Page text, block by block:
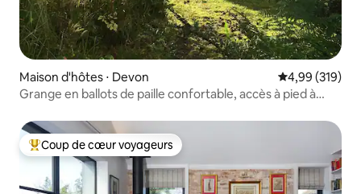
Maison d'hôtes ⋅ Devon Évaluation
4,99 (319)
Grange en ballots de paille confortable, accès à pied à
Coups de cœur voyageurs les plus appréciés
Coup de cœur voyageurs